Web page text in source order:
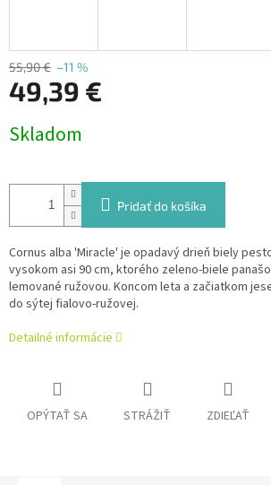
55,90 € –11 %
49,39 €
cena:
Skladom
Pridať do košíka
Cornus alba 'Miracle' je opadavý drieň biely
vysokom asi 90 cm, ktorého zeleno-biele
lemované ružovou. Koncom leta a začiatkom
do sýtej fialovo-ružovej.
Detailné informácie
OPÝTAŤ SA STRÁŽIŤ ZDIEĽAŤ